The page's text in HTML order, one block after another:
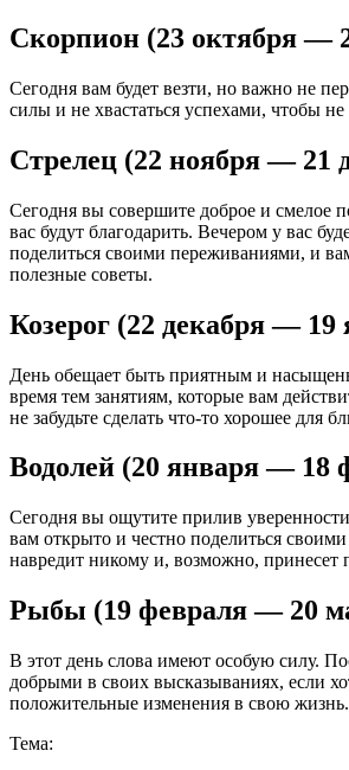
Скорпион (23 октября —
Сегодня вам будет везти, но важно не
силы и не хвастаться успехами, чтобы не
Стрелец (22 ноября — 21
Сегодня вы совершите доброе и смелое
вас будут благодарить. Вечером у вас
поделиться своими переживаниями, и
полезные советы.
Козерог (22 декабря — 19
День обещает быть приятным и
время тем занятиям, которые вам
не забудьте сделать что-то хорошее для
Водолей (20 января — 18
Сегодня вы ощутите прилив
вам открыто и честно поделиться
навредит никому и, возможно, принесет
Рыбы (19 февраля — 20
В этот день слова имеют особую силу.
добрыми в своих высказываниях, если
положительные изменения в свою жизнь.
Тема: